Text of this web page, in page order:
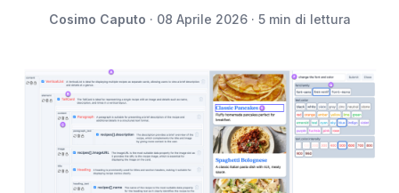
Cosimo Caputo · 08 Aprile 2026 · 5 min di lettura